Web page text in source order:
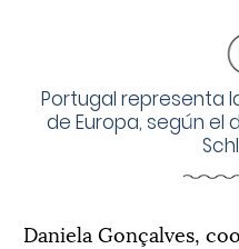
Portugal representa
de Europa, según el
Daniela Gonçalves,